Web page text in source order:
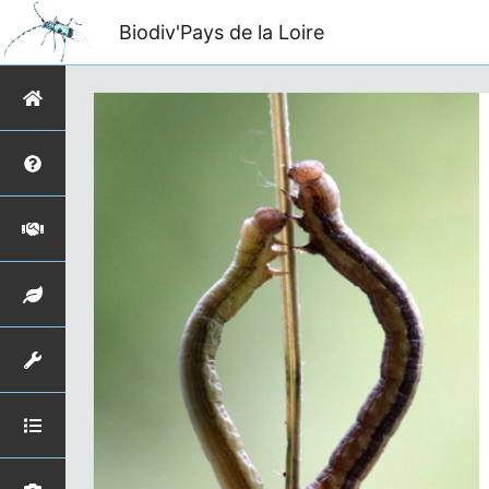
Biodiv'Pays de la Loire